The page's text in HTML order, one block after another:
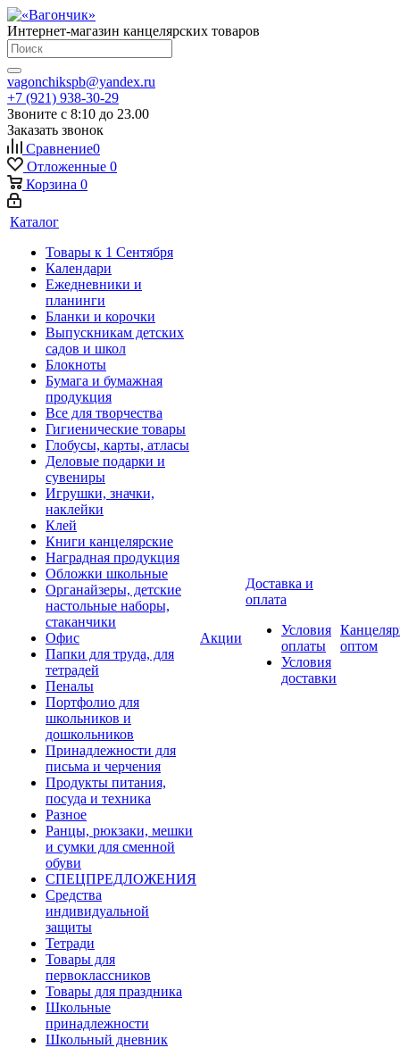
Интернет-магазин канцелярских товаров
vagonchikspb@yandex.ru
+7 (921) 938-30-29
Звоните с 8:10 до 23.00
Заказать звонок
Сравнение0
Отложенные 0
Корзина 0
Каталог
Товары к 1 Сентября
Календари
Ежедневники и
планинги
Бланки и корочки
Выпускникам детских
садов и школ
Блокноты
Бумага и бумажная
продукция
Все для творчества
Гигиенические товары
Глобусы, карты, атласы
Деловые подарки и
сувениры
Игрушки, значки,
наклейки
Клей
Книги канцелярские
Наградная продукция
Обложки школьные
Органайзеры, детские
настольные наборы,
стаканчики
Офис
Папки для труда, для
тетрадей
Пеналы
Портфолио для
школьников и
дошкольников
Принадлежности для
письма и черчения
Продукты питания,
посуда и техника
Разное
Ранцы, рюкзаки, мешки
и сумки для сменной
обуви
СПЕЦПРЕДЛОЖЕНИЯ
Средства
индивидуальной
защиты
Тетради
Товары для
первоклассников
Товары для праздника
Школьные
принадлежности
Школьный дневник
Акции
Доставка и
оплата
Условия
оплаты
Условия
доставки
оптом